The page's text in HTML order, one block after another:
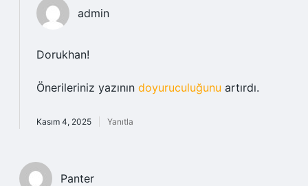
admin
Dorukhan!
Önerileriniz yazının doyuruculuğunu artırdı.
Kasım 4, 2025 Yanıtla
Panter